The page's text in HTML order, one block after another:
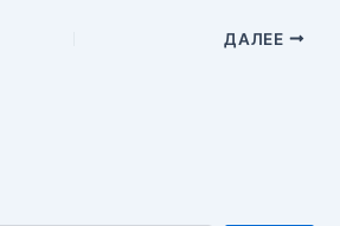
ДАЛЕЕ